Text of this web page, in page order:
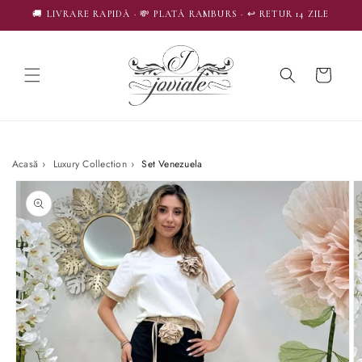
SALT LA
🚚 LIVRARE RAPIDĂ · 💸 PLATĂ RAMBURS · ↩️ RETUR 14 ZILE
Coș
Acasă › Luxury Collection › Set Venezuela
SALT LA
INFORMAȚIILE
DESPRE
PRODUS